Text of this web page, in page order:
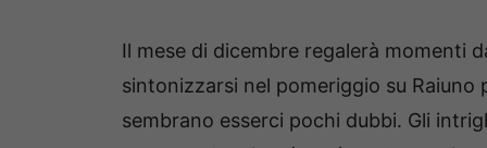
Il mese di dicembre regalerà momenti
sintonizzarsi nel pomeriggio su Raiuno
sembrano esserci pochi dubbi. Gli